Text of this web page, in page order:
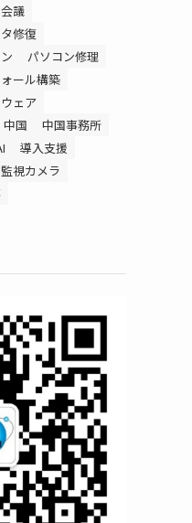
議
修復
パソコン修理
ール構築
ェア
中国
中国事務所
導入支援
監視カメラ